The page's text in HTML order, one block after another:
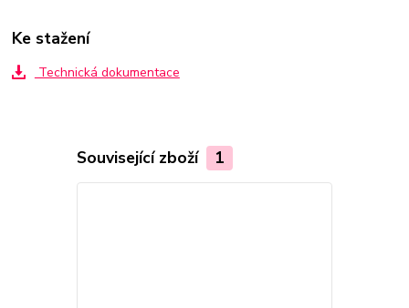
Ke stažení
Technická dokumentace
Související zboží 1